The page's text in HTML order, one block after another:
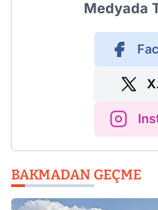
Medyada
BAKMADAN GEÇME